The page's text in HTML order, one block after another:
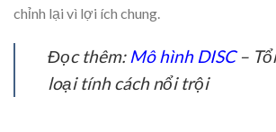
chỉnh lại vì lợi ích chung.
Đọc thêm: Mô hình DISC–
loại tính cách nổi trội